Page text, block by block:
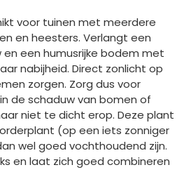
voor tuinen met meerdere
en heesters. Verlangt een
een humusrijke bodem met
nabijheid. Direct zonlicht op
zorgen. Zorg dus voor
de schaduw van bomen of
niet te dicht erop. Deze plant
(op een iets zonniger
wel goed vochthoudend zijn.
en laat zich goed combineren